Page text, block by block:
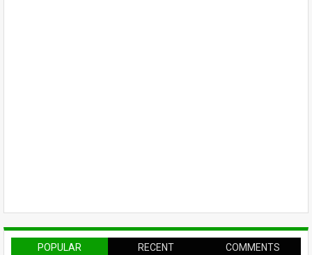
POPULAR RECENT COMMENTS